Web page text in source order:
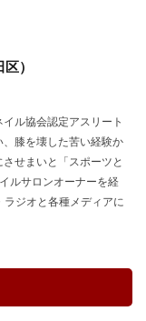
）
ル協会認定アスリート
膝を壊した苦い経験か
せまいと「スポーツと
ルサロンオーナーを経
ジオと各種メディアに